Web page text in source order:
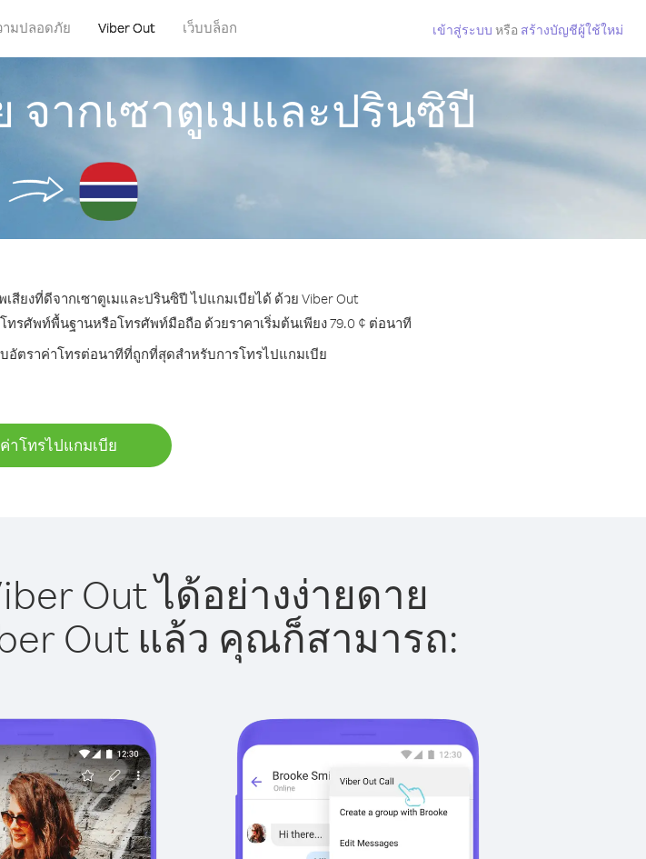
ามปลอดภัย Viber Out เว็บบล็อก เข้าสู่ระบบ หรือ สร้างบัญชีผู้ใช้ใหม่
จากเซาตูเมและปรินซิปี
งที่ดีจากเซาตูเมและปรินซิปี ไปแกมเบียได้ ด้วย Viber Out
รศัพท์พื้นฐานหรือโทรศัพท์มือถือ ด้วยราคาเริ่มต้นเพียง 79.0 ¢ ต่อนาที
อัตราค่าโทรต่อนาทีที่ถูกที่สุดสำหรับการโทรไปแกมเบีย
าโทรไปแกมเบีย
Out ได้อย่างง่ายดาย
Out แล้ว คุณก็สามารถ: